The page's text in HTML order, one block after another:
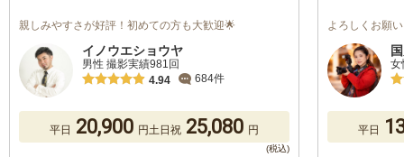
親しみやすさが好評！初めての方も大歓迎🌟
イノウエショウヤ
男性 撮影実績981回
4.94
684件
平日 20,900 円土日祝 25,080 円
よろしくお願
女
平日